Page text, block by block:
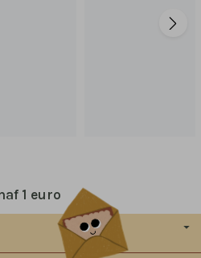
1 euro